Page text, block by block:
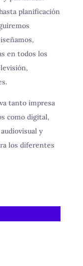
planificación
en todos los
tanto impresa
como digital,
y
los diferentes